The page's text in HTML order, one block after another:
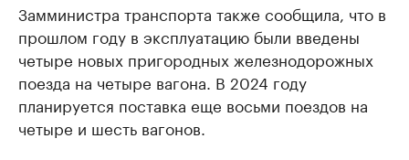
Замминистра транспорта также сообщила, что в
прошлом году в эксплуатацию были введены
четыре новых пригородных железнодорожных
поезда на четыре вагона. В 2024 году
планируется поставка еще восьми поездов на
четыре и шесть вагонов.